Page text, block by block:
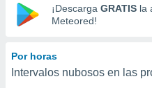
y
digital
basada
¡Descarga GRATIS la
Meteored!
Por horas
Intervalos nubosos en las